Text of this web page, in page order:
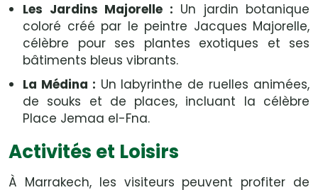
Les Jardins Majorelle : Un jardin botanique
coloré créé par le peintre Jacques Majorelle,
célèbre pour ses plantes exotiques et ses
bâtiments bleus vibrants.
La Médina : Un labyrinthe de ruelles animées,
de souks et de places, incluant la célèbre
Place Jemaa el-Fna.
Activités et Loisirs
À Marrakech, les visiteurs peuvent profiter de